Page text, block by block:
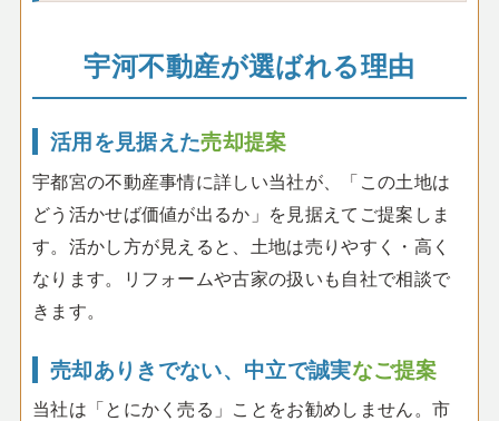
宇河不動産が選ばれる理由
活用を見据えた売却提案
宇都宮の不動産事情に詳しい当社が、「この土地は
どう活かせば価値が出るか」を見据えてご提案しま
す。活かし方が見えると、土地は売りやすく・高く
なります。リフォームや古家の扱いも自社で相談で
きます。
売却ありきでない、中立で誠実なご提案
当社は「とにかく売る」ことをお勧めしません。市